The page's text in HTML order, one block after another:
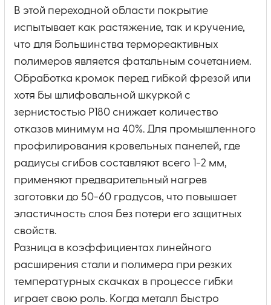
В этой переходной области покрытие
испытывает как растяжение, так и кручение,
что для большинства термореактивных
полимеров является фатальным сочетанием.
Обработка кромок перед гибкой фрезой или
хотя бы шлифовальной шкуркой с
зернистостью Р180 снижает количество
отказов минимум на 40%. Для промышленного
профилирования кровельных панелей, где
радиусы сгибов составляют всего 1-2 мм,
применяют предварительный нагрев
заготовки до 50-60 градусов, что повышает
эластичность слоя без потери его защитных
свойств.
Разница в коэффициентах линейного
расширения стали и полимера при резких
температурных скачках в процессе гибки
играет свою роль. Когда металл быстро